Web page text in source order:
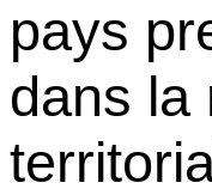
pays
dans la